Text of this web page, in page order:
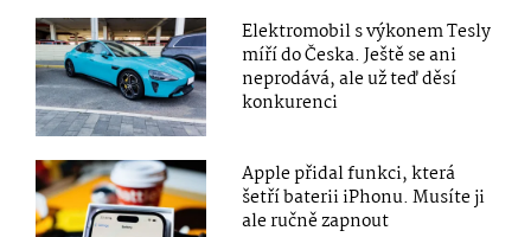
Elektromobil s výkonem Tesly
míří do Česka. Ještě se ani
neprodává, ale už teď děsí
konkurenci
Apple přidal funkci, která
šetří baterii iPhonu. Musíte ji
ale ručně zapnout